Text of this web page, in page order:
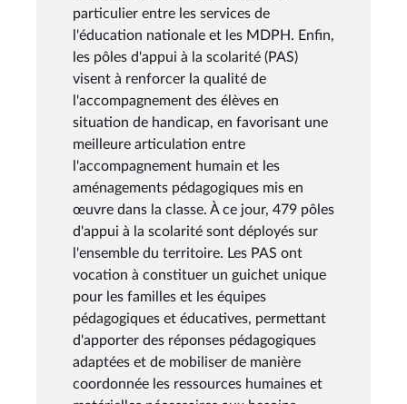
particulier entre les services de
l'éducation nationale et les MDPH. Enfin,
les pôles d'appui à la scolarité (PAS)
visent à renforcer la qualité de
l'accompagnement des élèves en
situation de handicap, en favorisant une
meilleure articulation entre
l'accompagnement humain et les
aménagements pédagogiques mis en
œuvre dans la classe. À ce jour, 479 pôles
d'appui à la scolarité sont déployés sur
l'ensemble du territoire. Les PAS ont
vocation à constituer un guichet unique
pour les familles et les équipes
pédagogiques et éducatives, permettant
d'apporter des réponses pédagogiques
adaptées et de mobiliser de manière
coordonnée les ressources humaines et